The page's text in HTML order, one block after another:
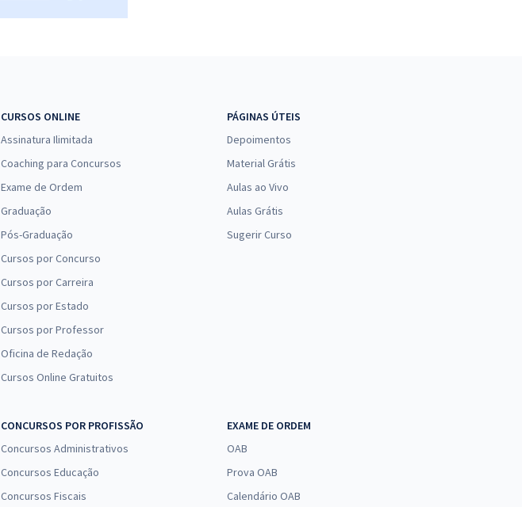
CURSOS ONLINE
Assinatura Ilimitada
Coaching para Concursos
Exame de Ordem
Graduação
Pós-Graduação
Cursos por Concurso
Cursos por Carreira
Cursos por Estado
Cursos por Professor
Oficina de Redação
Cursos Online Gratuitos
PÁGINAS ÚTEIS
Depoimentos
Material Grátis
Aulas ao Vivo
Aulas Grátis
Sugerir Curso
CONCURSOS POR PROFISSÃO
Concursos Administrativos
Concursos Educação
Concursos Fiscais
EXAME DE ORDEM
OAB
Prova OAB
Calendário OAB